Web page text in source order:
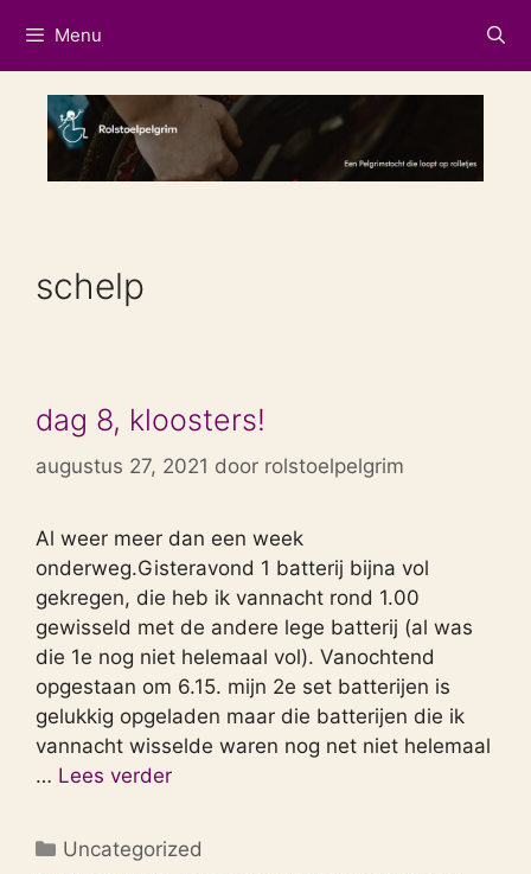
naar
de
inhoud
Menu
schelp
dag 8, kloosters!
augustus 27, 2021 door rolstoelpelgrim
Al weer meer dan een week
onderweg.Gisteravond 1 batterij bijna vol
gekregen, die heb ik vannacht rond 1.00
gewisseld met de andere lege batterij (al was
die 1e nog niet helemaal vol). Vanochtend
opgestaan om 6.15. mijn 2e set batterijen is
gelukkig opgeladen maar die batterijen die ik
vannacht wisselde waren nog net niet helemaal
… Lees verder
Categorieën
Uncategorized